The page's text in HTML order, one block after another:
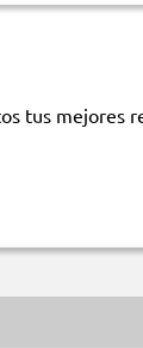
tus mejores